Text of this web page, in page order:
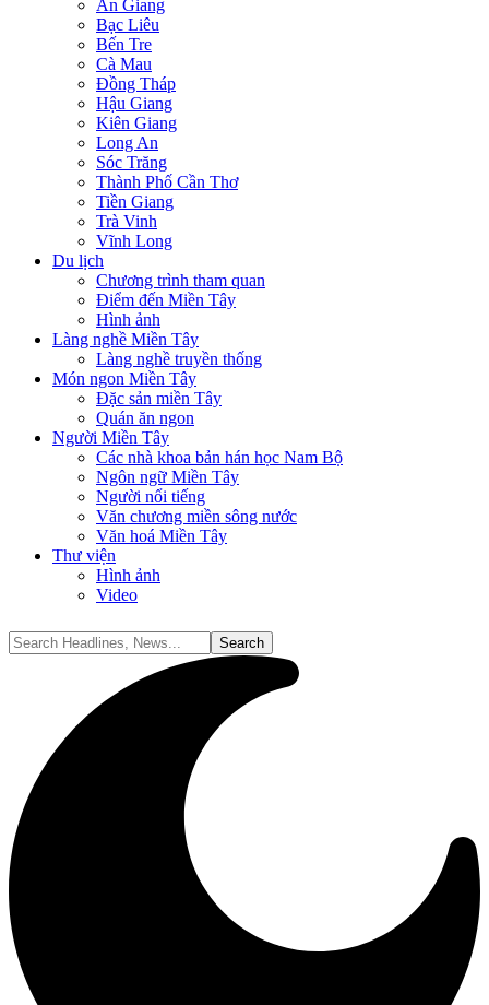
An Giang
Bạc Liêu
Bến Tre
Cà Mau
Đồng Tháp
Hậu Giang
Kiên Giang
Long An
Sóc Trăng
Thành Phố Cần Thơ
Tiền Giang
Trà Vinh
Vĩnh Long
Du lịch
Chương trình tham quan
Điểm đến Miền Tây
Hình ảnh
Làng nghề Miền Tây
Làng nghề truyền thống
Món ngon Miền Tây
Đặc sản miền Tây
Quán ăn ngon
Người Miền Tây
Các nhà khoa bản hán học Nam Bộ
Ngôn ngữ Miền Tây
Người nổi tiếng
Văn chương miền sông nước
Văn hoá Miền Tây
Thư viện
Hình ảnh
Video